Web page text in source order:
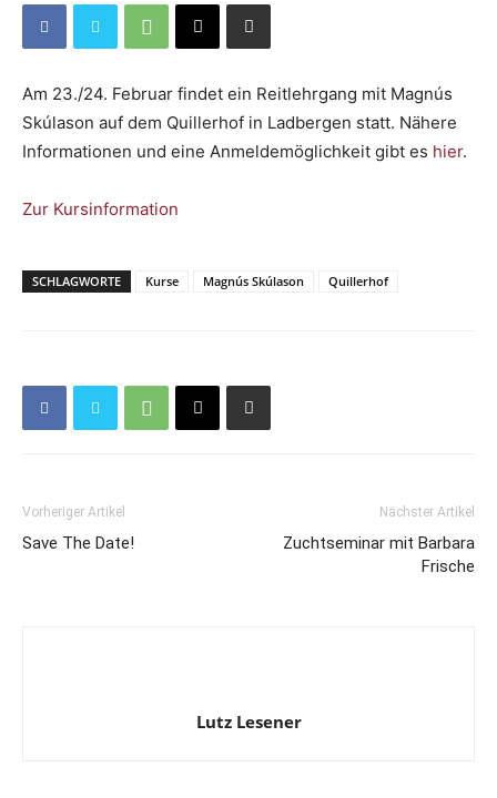
Am 23./24. Februar findet ein Reitlehrgang mit Magnús
Skúlason auf dem Quillerhof in Ladbergen statt. Nähere
Informationen und eine Anmeldemöglichkeit gibt es hier.
Zur Kursinformation
SCHLAGWORTE Kurse Magnús Skúlason Quillerhof
Vorheriger Artikel
Save The Date!
Nächster Artikel
Zuchtseminar mit Barbara
Frische
Lutz Lesener